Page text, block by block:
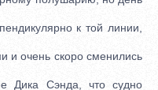
к той линии,
очень скоро сменились
Дика Сэнда, что судно